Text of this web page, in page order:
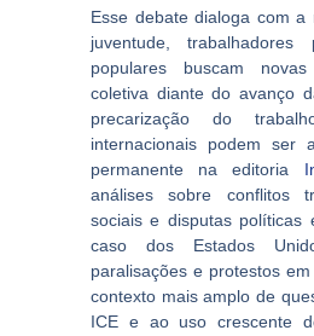
Esse debate dialoga com
juventude,
populares buscam
coletiva diante do avanço
precarização do
internacionais podem ser
permanente na editoria
análises sobre conflitos
sociais e disputas políticas
caso dos Estados
paralisações e protestos
contexto mais amplo de
ICE e ao uso crescente